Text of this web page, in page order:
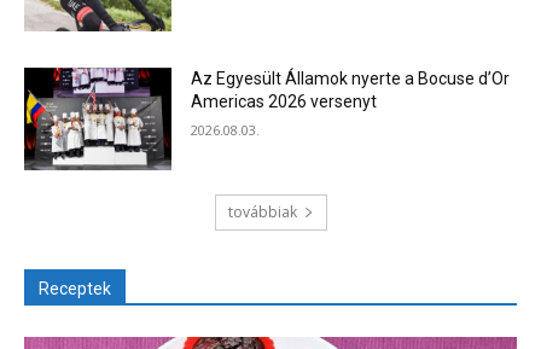
Az Egyesült Államok nyerte a Bocuse d’Or
Americas 2026 versenyt
2026.08.03.
továbbiak
Receptek